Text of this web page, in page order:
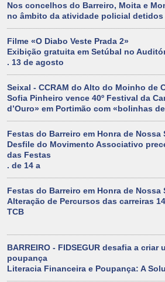
Nos concelhos do Barreiro, Moita e
no âmbito da atividade policial
Filme «O Diabo Veste Prada 2»
Exibição gratuita em Setúbal no
. 13 de agosto
Seixal - CCRAM do Alto do Moinho de
Sofia Pinheiro vence 40º Festival da
d’Ouro» em Portimão com «bolinhas
Festas do Barreiro em Honra de Nossa
Desfile do Movimento Associativo
das Festas
. de 14 a
Festas do Barreiro em Honra de Nossa
Alteração de Percursos das carreiras
TCB
BARREIRO - FIDSEGUR desafia a criar
poupança
Literacia Financeira e Poupança: A